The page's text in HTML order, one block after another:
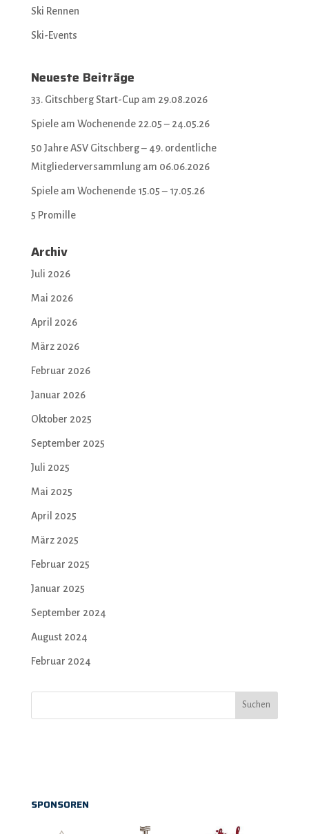
Ski Rennen
Ski-Events
Neueste Beiträge
33. Gitschberg Start-Cup am 29.08.2026
Spiele am Wochenende 22.05 – 24.05.26
50 Jahre ASV Gitschberg – 49. ordentliche
Mitgliederversammlung am 06.06.2026
Spiele am Wochenende 15.05 – 17.05.26
5 Promille
Archiv
Juli 2026
Mai 2026
April 2026
März 2026
Februar 2026
Januar 2026
Oktober 2025
September 2025
Juli 2025
Mai 2025
April 2025
März 2025
Februar 2025
Januar 2025
September 2024
August 2024
Februar 2024
Suchen
SPONSOREN